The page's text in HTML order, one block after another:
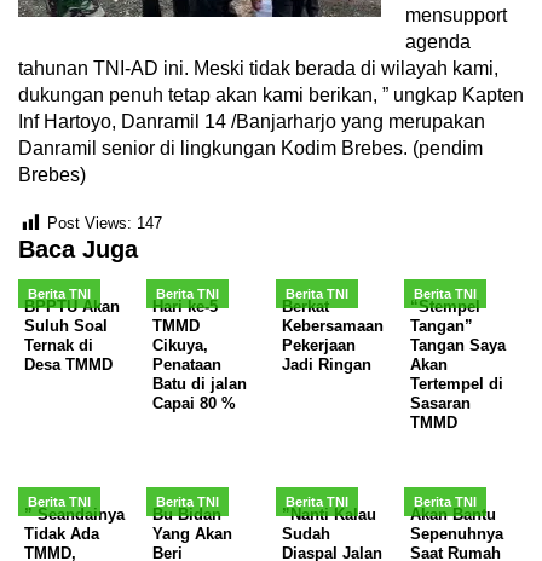
mensupport
agenda
tahunan TNI-AD ini. Meski tidak berada di wilayah kami,
dukungan penuh tetap akan kami berikan, ” ungkap Kapten
Inf Hartoyo, Danramil 14 /Banjarharjo yang merupakan
Danramil senior di lingkungan Kodim Brebes. (pendim
Brebes)
Post Views: 147
Baca Juga
Berita TNI
BPPTU Akan
Suluh Soal
Ternak di
Desa TMMD
Berita TNI
Hari ke-5
TMMD
Cikuya,
Penataan
Batu di jalan
Capai 80 %
Berita TNI
Berkat
Kebersamaan
Pekerjaan
Jadi Ringan
Berita TNI
“Stempel
Tangan”
Tangan Saya
Akan
Tertempel di
Sasaran
TMMD
Berita TNI
” Seandainya
Tidak Ada
TMMD,
Berita TNI
Bu Bidan
Yang Akan
Beri
Berita TNI
”Nanti Kalau
Sudah
Diaspal Jalan
Berita TNI
Akan Bantu
Sepenuhnya
Saat Rumah